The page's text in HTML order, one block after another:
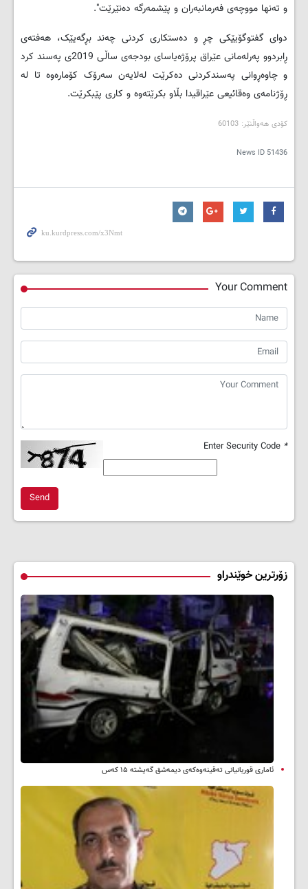
و ته‌نها مووچه‌ى فه‌رمانبه‌ران و پێشمه‌رگه‌ ده‌نێرێت".
دواى گفتوگۆیێكى چڕ و ده‌ستكاری كردنى چه‌ند بڕگه‌یێک، هه‌فته‌ى
ڕابردوو په‌رله‌مانى عێراق پرۆژه‌یاساى بودجه‌ى ساڵى 2019ى په‌سند كرد
و چاوه‌ڕوانی په‌سندكردنی ده‌كرێت له‌لایه‌ن سه‌رۆک كۆماره‌وه‌ تا له‌
ڕۆژنامه‌ی وه‌قائیعی عێراقیدا بڵاو بكرێته‌وه‌ و كاری پێبكرێت.
کۆدی هه‌واڵنێر: 60103
News ID 51436
Your Comment
*
Send
زۆرترین خوێندراو
ئاماری قوربانیانی تەقینەوەکەی دیمەشق گەیشتە ۱۵ کەس